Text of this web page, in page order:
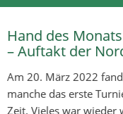
Hand des
– Auftakt der
Am 20. März 2022
manche das erste
Zeit. Vieles war wieder